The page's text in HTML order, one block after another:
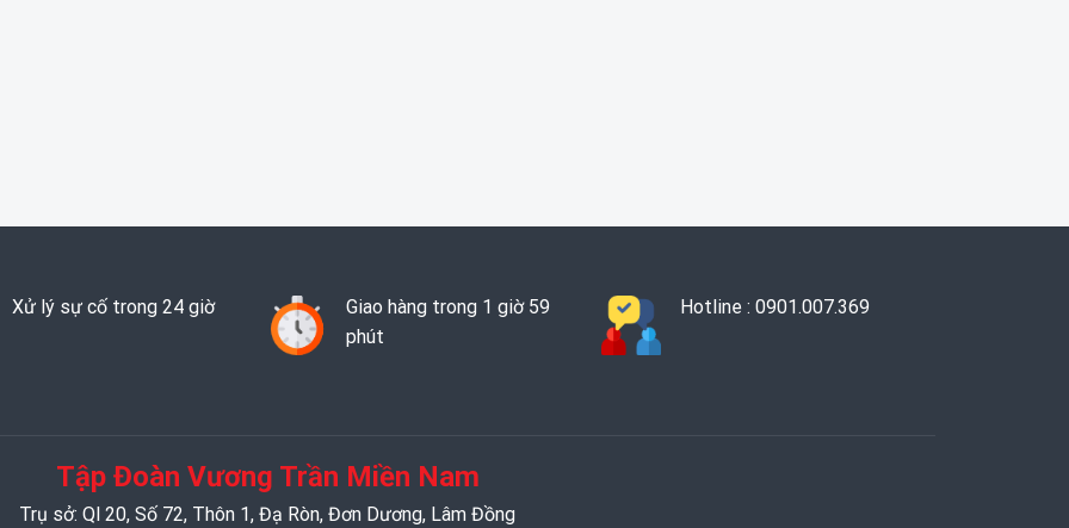
Xử lý sự cố trong 24 giờ
Giao hàng trong 1 giờ 59
phút
Hotline : 0901.007.369
Tập Đoàn Vương Trần Miền Nam
Trụ sở: Ql 20, Số 72, Thôn 1, Đạ Ròn, Đơn Dương, Lâm Đồng